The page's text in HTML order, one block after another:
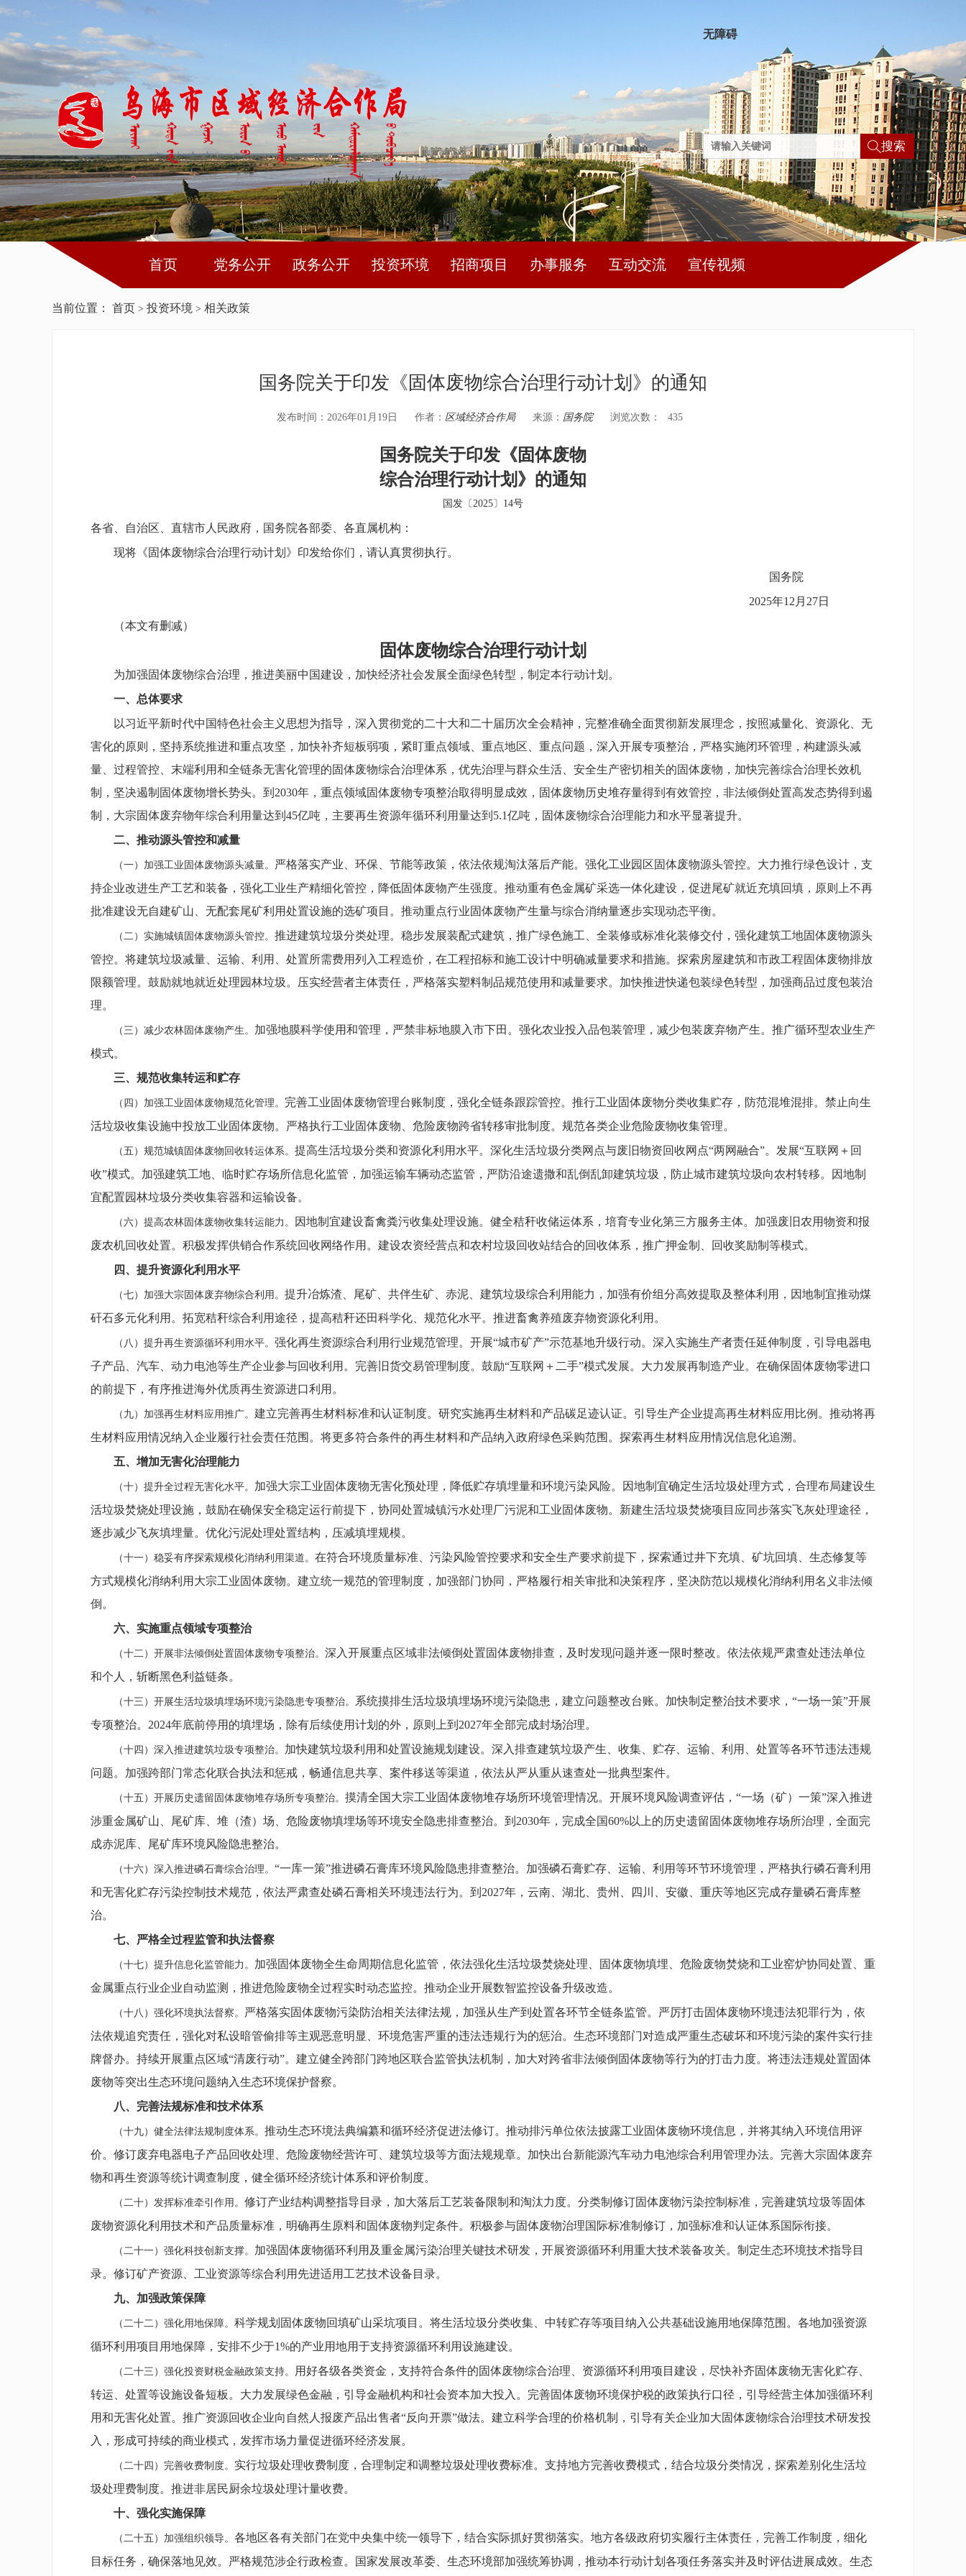
无障碍
搜索
首页 党务公开 政务公开 投资环境 招商项目 办事服务 互动交流 宣传视频
当前位置： 首页 > 投资环境 > 相关政策
国务院关于印发《固体废物综合治理行动计划》的通知
发布时间：2026年01月19日 作者： 区域经济合作局 来源： 国务院 浏览次数： 435
国务院关于印发《固体废物
综合治理行动计划》的通知
国发〔2025〕14号
各省、自治区、直辖市人民政府，国务院各部委、各直属机构：
现将《固体废物综合治理行动计划》印发给你们，请认真贯彻执行。
国务院
2025年12月27日
（本文有删减）
固体废物综合治理行动计划
为加强固体废物综合治理，推进美丽中国建设，加快经济社会发展全面绿色转型，制定本行动计划。
一、总体要求
以习近平新时代中国特色社会主义思想为指导，深入贯彻党的二十大和二十届历次全会精神，完整准确全面贯彻新发展理念，按照减量化、资源化、无
害化的原则，坚持系统推进和重点攻坚，加快补齐短板弱项，紧盯重点领域、重点地区、重点问题，深入开展专项整治，严格实施闭环管理，构建源头减
量、过程管控、末端利用和全链条无害化管理的固体废物综合治理体系，优先治理与群众生活、安全生产密切相关的固体废物，加快完善综合治理长效机
制，坚决遏制固体废物增长势头。到2030年，重点领域固体废物专项整治取得明显成效，固体废物历史堆存量得到有效管控，非法倾倒处置高发态势得到遏
制，大宗固体废弃物年综合利用量达到45亿吨，主要再生资源年循环利用量达到5.1亿吨，固体废物综合治理能力和水平显著提升。
二、推动源头管控和减量
（一）加强工业固体废物源头减量。 严格落实产业、环保、节能等政策，依法依规淘汰落后产能。强化工业园区固体废物源头管控。大力推行绿色设计，支
持企业改进生产工艺和装备，强化工业生产精细化管控，降低固体废物产生强度。推动重有色金属矿采选一体化建设，促进尾矿就近充填回填，原则上不再
批准建设无自建矿山、无配套尾矿利用处置设施的选矿项目。推动重点行业固体废物产生量与综合消纳量逐步实现动态平衡。
（二）实施城镇固体废物源头管控。 推进建筑垃圾分类处理。稳步发展装配式建筑，推广绿色施工、全装修或标准化装修交付，强化建筑工地固体废物源头
管控。将建筑垃圾减量、运输、利用、处置所需费用列入工程造价，在工程招标和施工设计中明确减量要求和措施。探索房屋建筑和市政工程固体废物排放
限额管理。鼓励就地就近处理园林垃圾。压实经营者主体责任，严格落实塑料制品规范使用和减量要求。加快推进快递包装绿色转型，加强商品过度包装治
理。
（三）减少农林固体废物产生。 加强地膜科学使用和管理，严禁非标地膜入市下田。强化农业投入品包装管理，减少包装废弃物产生。推广循环型农业生产
模式。
三、规范收集转运和贮存
（四）加强工业固体废物规范化管理。 完善工业固体废物管理台账制度，强化全链条跟踪管控。推行工业固体废物分类收集贮存，防范混堆混排。禁止向生
活垃圾收集设施中投放工业固体废物。严格执行工业固体废物、危险废物跨省转移审批制度。规范各类企业危险废物收集管理。
（五）规范城镇固体废物回收转运体系。 提高生活垃圾分类和资源化利用水平。深化生活垃圾分类网点与废旧物资回收网点“两网融合”。发展“互联网＋回
收”模式。加强建筑工地、临时贮存场所信息化监管，加强运输车辆动态监管，严防沿途遗撒和乱倒乱卸建筑垃圾，防止城市建筑垃圾向农村转移。因地制
宜配置园林垃圾分类收集容器和运输设备。
（六）提高农林固体废物收集转运能力。
因地制宜建设畜禽粪污收集处理设施。健全秸秆收储运体系，培育专业化第三方服务主体。加强废旧农用物资和报
废农机回收处置。积极发挥供销合作系统回收网络作用。建设农资经营点和农村垃圾回收站结合的回收体系，推广押金制、回收奖励制等模式。
四、提升资源化利用水平
（七）加强大宗固体废弃物综合利用。 提升冶炼渣、尾矿、共伴生矿、赤泥、建筑垃圾综合利用能力，加强有价组分高效提取及整体利用，因地制宜推动煤
矸石多元化利用。拓宽秸秆综合利用途径，提高秸秆还田科学化、规范化水平。推进畜禽养殖废弃物资源化利用。
（八）提升再生资源循环利用水平。 强化再生资源综合利用行业规范管理。开展“城市矿产”示范基地升级行动。深入实施生产者责任延伸制度，引导电器电
子产品、汽车、动力电池等生产企业参与回收利用。完善旧货交易管理制度。鼓励“互联网＋二手”模式发展。大力发展再制造产业。在确保固体废物零进口
的前提下，有序推进海外优质再生资源进口利用。
（九）加强再生材料应用推广。 建立完善再生材料标准和认证制度。研究实施再生材料和产品碳足迹认证。引导生产企业提高再生材料应用比例。推动将再
生材料应用情况纳入企业履行社会责任范围。将更多符合条件的再生材料和产品纳入政府绿色采购范围。探索再生材料应用情况信息化追溯。
五、增加无害化治理能力
（十）提升全过程无害化水平。 加强大宗工业固体废物无害化预处理，降低贮存填埋量和环境污染风险。因地制宜确定生活垃圾处理方式，合理布局建设生
活垃圾焚烧处理设施，鼓励在确保安全稳定运行前提下，协同处置城镇污水处理厂污泥和工业固体废物。新建生活垃圾焚烧项目应同步落实飞灰处理途径，
逐步减少飞灰填埋量。优化污泥处理处置结构，压减填埋规模。
（十一）稳妥有序探索规模化消纳利用渠道。 在符合环境质量标准、污染风险管控要求和安全生产要求前提下，探索通过井下充填、矿坑回填、生态修复等
方式规模化消纳利用大宗工业固体废物。建立统一规范的管理制度，加强部门协同，严格履行相关审批和决策程序，坚决防范以规模化消纳利用名义非法倾
倒。
六、实施重点领域专项整治
（十二）开展非法倾倒处置固体废物专项整治。 深入开展重点区域非法倾倒处置固体废物排查，及时发现问题并逐一限时整改。依法依规严肃查处违法单位
和个人，斩断黑色利益链条。
（十三）开展生活垃圾填埋场环境污染隐患专项整治。 系统摸排生活垃圾填埋场环境污染隐患，建立问题整改台账。加快制定整治技术要求，“一场一策”开展
专项整治。2024年底前停用的填埋场，除有后续使用计划的外，原则上到2027年全部完成封场治理。
（十四）深入推进建筑垃圾专项整治。 加快建筑垃圾利用和处置设施规划建设。深入排查建筑垃圾产生、收集、贮存、运输、利用、处置等各环节违法违规
问题。加强跨部门常态化联合执法和惩戒，畅通信息共享、案件移送等渠道，依法从严从重从速查处一批典型案件。
（十五）开展历史遗留固体废物堆存场所专项整治。 摸清全国大宗工业固体废物堆存场所环境管理情况。开展环境风险调查评估，“一场（矿）一策”深入推进
涉重金属矿山、尾矿库、堆（渣）场、危险废物填埋场等环境安全隐患排查整治。到2030年，完成全国60%以上的历史遗留固体废物堆存场所治理，全面完
成赤泥库、尾矿库环境风险隐患整治。
（十六）深入推进磷石膏综合治理。 “一库一策”推进磷石膏库环境风险隐患排查整治。加强磷石膏贮存、运输、利用等环节环境管理，严格执行磷石膏利用
和无害化贮存污染控制技术规范，依法严肃查处磷石膏相关环境违法行为。到2027年，云南、湖北、贵州、四川、安徽、重庆等地区完成存量磷石膏库整
治。
七、严格全过程监管和执法督察
（十七）提升信息化监管能力。 加强固体废物全生命周期信息化监管，依法强化生活垃圾焚烧处理、固体废物填埋、危险废物焚烧和工业窑炉协同处置、重
金属重点行业企业自动监测，推进危险废物全过程实时动态监控。推动企业开展数智监控设备升级改造。
（十八）强化环境执法督察。 严格落实固体废物污染防治相关法律法规，加强从生产到处置各环节全链条监管。严厉打击固体废物环境违法犯罪行为，依
法依规追究责任，强化对私设暗管偷排等主观恶意明显、环境危害严重的违法违规行为的惩治。生态环境部门对造成严重生态破坏和环境污染的案件实行挂
牌督办。持续开展重点区域“清废行动”。建立健全跨部门跨地区联合监管执法机制，加大对跨省非法倾倒固体废物等行为的打击力度。将违法违规处置固体
废物等突出生态环境问题纳入生态环境保护督察。
八、完善法规标准和技术体系
（十九）健全法律法规制度体系。 推动生态环境法典编纂和循环经济促进法修订。推动排污单位依法披露工业固体废物环境信息，并将其纳入环境信用评
价。修订废弃电器电子产品回收处理、危险废物经营许可、建筑垃圾等方面法规规章。加快出台新能源汽车动力电池综合利用管理办法。完善大宗固体废弃
物和再生资源等统计调查制度，健全循环经济统计体系和评价制度。
（二十）发挥标准牵引作用。 修订产业结构调整指导目录，加大落后工艺装备限制和淘汰力度。分类制修订固体废物污染控制标准，完善建筑垃圾等固体
废物资源化利用技术和产品质量标准，明确再生原料和固体废物判定条件。积极参与固体废物治理国际标准制修订，加强标准和认证体系国际衔接。
（二十一）强化科技创新支撑。 加强固体废物循环利用及重金属污染治理关键技术研发，开展资源循环利用重大技术装备攻关。制定生态环境技术指导目
录。修订矿产资源、工业资源等综合利用先进适用工艺技术设备目录。
九、加强政策保障
（二十二）强化用地保障。 科学规划固体废物回填矿山采坑项目。将生活垃圾分类收集、中转贮存等项目纳入公共基础设施用地保障范围。各地加强资源
循环利用项目用地保障，安排不少于1%的产业用地用于支持资源循环利用设施建设。
（二十三）强化投资财税金融政策支持。
用好各级各类资金，支持符合条件的固体废物综合治理、资源循环利用项目建设，尽快补齐固体废物无害化贮存、
转运、处置等设施设备短板。大力发展绿色金融，引导金融机构和社会资本加大投入。完善固体废物环境保护税的政策执行口径，引导经营主体加强循环利
用和无害化处置。推广资源回收企业向自然人报废产品出售者“反向开票”做法。建立科学合理的价格机制，引导有关企业加大固体废物综合治理技术研发投
入，形成可持续的商业模式，发挥市场力量促进循环经济发展。
（二十四）完善收费制度。 实行垃圾处理收费制度，合理制定和调整垃圾处理收费标准。支持地方完善收费模式，结合垃圾分类情况，探索差别化生活垃
圾处理费制度。推进非居民厨余垃圾处理计量收费。
十、强化实施保障
（二十五）加强组织领导。 各地区各有关部门在党中央集中统一领导下，结合实际抓好贯彻落实。地方各级政府切实履行主体责任，完善工作制度，细化
目标任务，确保落地见效。严格规范涉企行政检查。国家发展改革委、生态环境部加强统筹协调，推动本行动计划各项任务落实并及时评估进展成效。生态